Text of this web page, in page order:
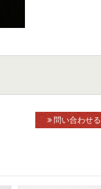
問い合わせる